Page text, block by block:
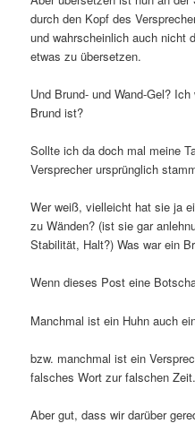
durch den Kopf des
und wahrscheinlich auch nicht
etwas zu übersetzen.
Und Brund- und Wand-Gel?
Brund ist?
Sollte ich da doch mal meine
Versprecher ursprünglich
Wer weiß, vielleicht hat sie ja
zu Wänden? (ist sie gar
Stabilität, Halt?) Was war ein
Wenn dieses Post eine
Manchmal ist ein Huhn auch
bzw. manchmal ist ein
falsches Wort zur falschen Zeit.
Aber gut, dass wir darüber